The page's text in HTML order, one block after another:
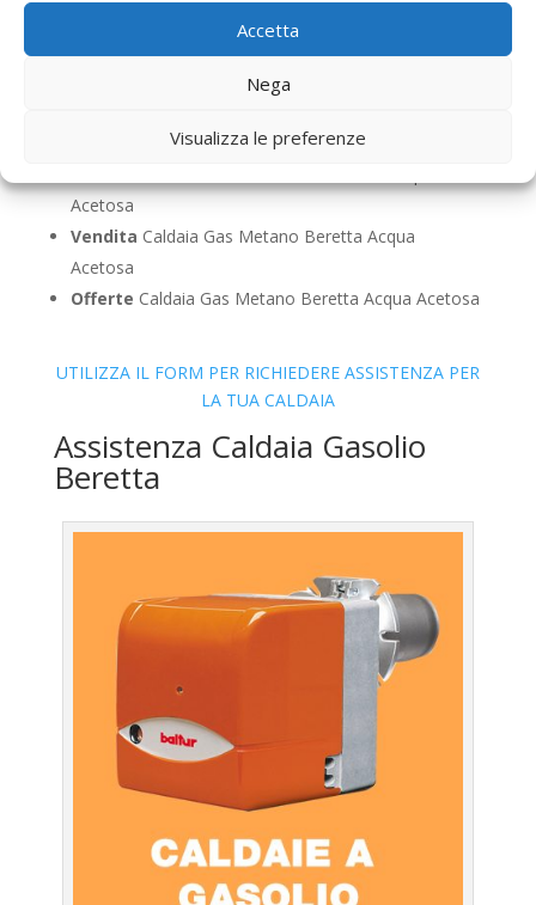
Accetta
Nega
Visualizza le preferenze
Caldaia Gas Metano Beretta Acqua Acetosa
Acetosa
Vendita Caldaia Gas Metano Beretta Acqua
Acetosa
Offerte Caldaia Gas Metano Beretta Acqua Acetosa
UTILIZZA IL FORM PER RICHIEDERE ASSISTENZA PER
LA TUA CALDAIA
Assistenza Caldaia Gasolio
Beretta